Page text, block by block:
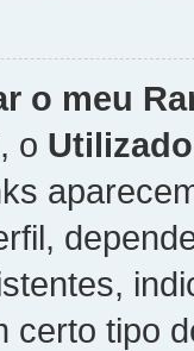
o meu
o
certo tipo